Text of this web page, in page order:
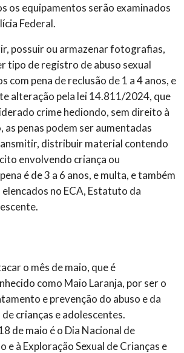
os equipamentos serão examinados
Federal.
possuir ou armazenar fotografias,
tipo de registro de abuso sexual
com pena de reclusão de 1 a 4 anos, e
alteração pela lei 14.811/2024, que
crime hediondo, sem direito à
as penas podem ser aumentadas
distribuir material contendo
envolvendo criança ou
é de 3 a 6 anos, e multa, e também
no ECA, Estatuto da
o mês de maio, que é
como Maio Laranja, por ser o
e prevenção do abuso e da
crianças e adolescentes.
de maio é o Dia Nacional de
e à Exploração Sexual de Crianças e